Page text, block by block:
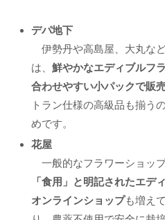
デパ地下
伊勢丹や高島屋、大丸な
は、 鮮やかなエディブルフ
合わせやすい小パックで販
トラン仕様の高級品も揃う
めです。
花屋
一般的なフラワーショッ
「食用」と明記されたエデ
オンラインショップも増え